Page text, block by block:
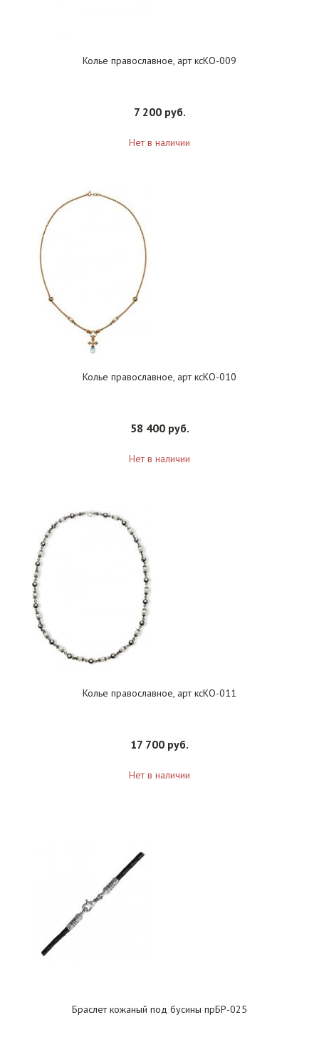
Колье православное, арт ксКО-009
7 200 руб.
Нет в наличии
Колье православное, арт ксКО-010
58 400 руб.
Нет в наличии
Колье православное, арт ксКО-011
17 700 руб.
Нет в наличии
Браслет кожаный под бусины прБР-025